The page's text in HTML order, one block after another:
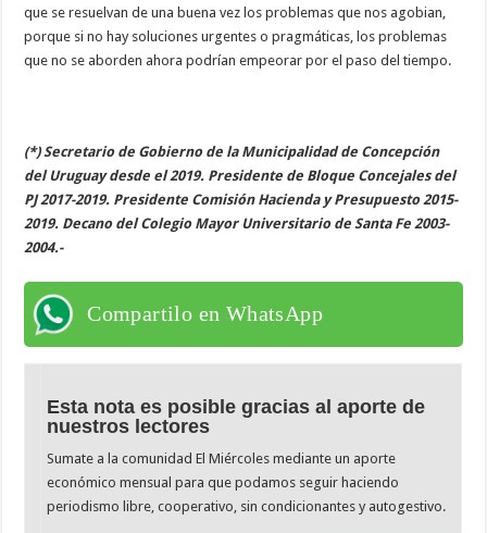
que se resuelvan de una buena vez los problemas que nos agobian,
porque si no hay soluciones urgentes o pragmáticas, los problemas
que no se aborden ahora podrían empeorar por el paso del tiempo.
(*) Secretario de Gobierno de la Municipalidad de Concepción
del Uruguay desde el 2019. Presidente de Bloque Concejales del
PJ 2017-2019. Presidente Comisión Hacienda y Presupuesto 2015-
2019. Decano del Colegio Mayor Universitario de Santa Fe 2003-
2004.-
Compartilo en WhatsApp
Esta nota es posible gracias al aporte de
nuestros lectores
Sumate a la comunidad El Miércoles mediante un aporte
económico mensual para que podamos seguir haciendo
periodismo libre, cooperativo, sin condicionantes y autogestivo.